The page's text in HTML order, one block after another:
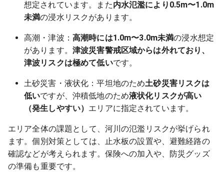
想定されています。また内水氾濫により0.5m〜1.0m
未満の浸水リスクがあります。
高潮・津波： 高潮時には1.0m〜3.0m未満の浸水想定
があります。 津波災害警戒区域からは外れており、
津波リスクは極めて低いです。
土砂災害・液状化：平坦地のため土砂災害リスクは
低いですが、沖積低地のため液状化リスクが高い
（発生しやすい） エリアに指定されています。
エリア全体の課題として、河川の氾濫リスクが挙げられ
ます。個別対策としては、止水板の設置や、避難経路の
確認などが考えられます。保険への加入や、防災グッズ
の準備も重要です。